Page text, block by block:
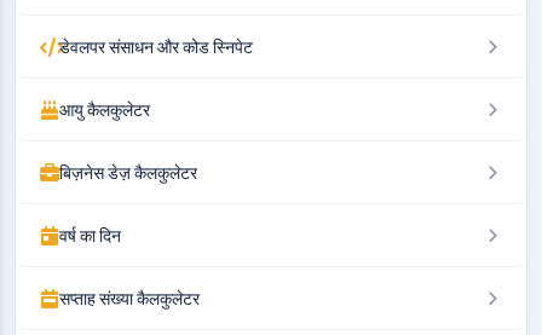
डेवलपर संसाधन और कोड स्निपेट
आयु कैलकुलेटर
बिज़नेस डेज़ कैलकुलेटर
वर्ष का दिन
सप्ताह संख्या कैलकुलेटर